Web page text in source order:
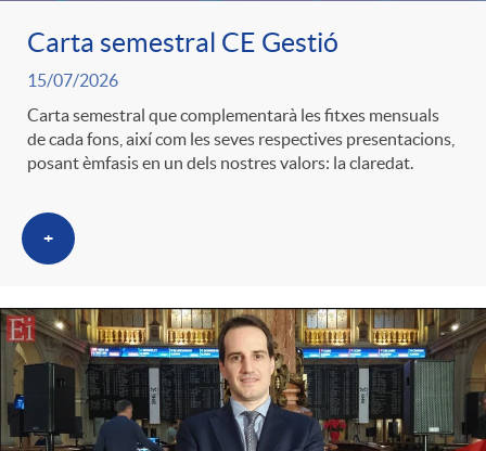
c
a
d
o
r
d
Carta semestral CE Gestió
15/07/2026
Carta semestral que complementarà les fitxes mensuals
de cada fons, així com les seves respectives presentacions,
posant èmfasis en un dels nostres valors: la claredat.
+